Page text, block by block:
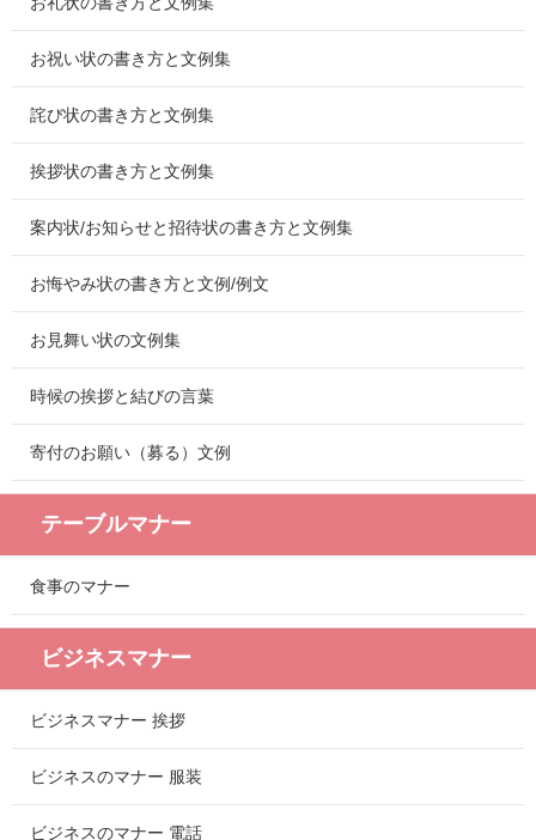
お祝い状の書き方と文例集
詫び状の書き方と文例集
挨拶状の書き方と文例集
案内状/お知らせと招待状の書き方と文例集
お悔やみ状の書き方と文例/例文
お見舞い状の文例集
時候の挨拶と結びの言葉
寄付のお願い（募る）文例
テーブルマナー
食事のマナー
ビジネスマナー
ビジネスマナー 挨拶
ビジネスのマナー 服装
ビジネスのマナー 電話